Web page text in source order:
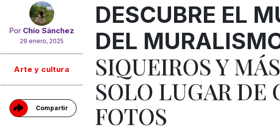
Por Chío Sánchez
29 enero, 2025
Arte y cultura
Compartir
DESCUBRE EL
DEL
SIQUEIROS Y
SOLO LUGAR DE
FOTOS